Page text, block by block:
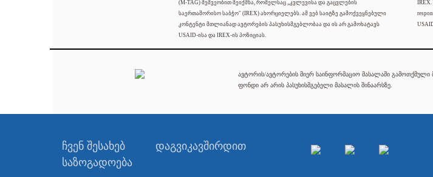
(M-TAG) მეშვეობით შეიქმნა, რომელსაც „კვლევისა და გაცვლების
საერთაშორისო საბჭო" (IREX) ახორციელებს. ამ ვებ საიტზე გამოქვეყნებული
კონტენტი მთლიანად ავტორების პასუხისმგებლობაა და ის არ გამოხატავს
USAID-ისა და IREX-ის პოზიციას.
IREX.
ავტორის/ავტორების მიერ საინფორმაციო მასალაში გამოთქმული
ფონდი არ არის პასუხისმგებელი მასალის შინაარსზე.
ჩვენ შესახებ
დაგვიკავშირდით
საზოგადოება